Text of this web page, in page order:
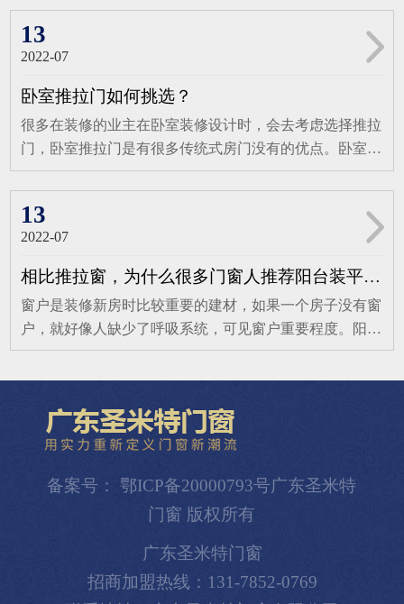
家的温馨与个性完美融合。佛山粤红智能门窗...
景线。断桥设计有效隔绝了外界的冷热空气，提升了家居
居住环境。窗纱一体的设计，既保证了通风换气，又有效
防止蚊虫侵扰，让家居生活更加便捷与安心。在光效的巧
妙渲染下，这款窗户与室内的配色相得益彰，整个空间因
活姿态和浪漫的格调。这样的设计，不仅彰显了主人的
独...
居的整体美观与居住体验。面对市场上琳琅满目的门窗品
牌，消费者往往难以抉择。今天，就让我们一同深入了解
广优诺门窗，看看它究竟怎么样，又是否是一线品牌。广
优诺门窗怎么样在门窗领域，广优诺门窗展现出诸多令人
瞩目的优势，是打造高品质家居的理想之选。广优诺拥有
一支由专业产品设计专家和造门技师组成的精英团队，他
们经验丰富、创意卓越，为产品注入活力与灵魂。同时，
方面表现出色。门窗型材采用国标A00铝锭6063 - T5型
用不变形、不老化，整框封闭四腔体设计，进一步增强稳
定性和密封性。密封胶条标配窗府胶条三道密封，具有优
异柔韧性、耐氧化、耐腐蚀能力，耐候十年不褪色，三道
13
2022-07
卧室推拉门如何挑选？
很多在装修的业主在卧室装修设计时，会去考虑选择推拉
门，卧室推拉门是有很多传统式房门没有的优点。卧室推
拉门省去了很多传统式房门因打开方式需要而占据的空
间。同时，卧室推拉门在静音效果上做的很不错。卧室选
择推拉门应该考虑什么？1、门框和门板目前，市场上滑
动门使用的边框材料有碳钢材料、铝镁铝钛合金材料等，
其中铝钛合金材料最为坚固耐用；其次要看门板厚度，推
拉门用的木板，最好选择10mm或12mm厚的板材，这样使
用起来才稳定、耐用；厚度小于8mm，会显得单薄、轻
飘；6mm以下厚的门板极易变形，难以达到正常使用的要
质量。滑动门通常会做到2.4米以上的高度，门扇较宽，
本身自重很大，如果底轮的承重力不够，会大大影响使用
寿命。目前，市场上滑轮的材质有塑料滑轮、金属滑轮和
尼龙、玻璃纤维滑轮4种3、轨道滑动门的魅力在与滑动，
因此滑动门的五金配件很重要，这主要体现在滑轮系统及
道在强度设计和与滑轮接触面的光滑程度上比较好。目前
滑动门的轨道有冷轧钢轨道和铝合金轨道两种。4、密封
性为了保证两门错开合拢，所有的滑动门产品...
13
2022-07
相比推拉窗，为什么很多门窗人推荐阳台装平开窗？
窗户是装修新房时比较重要的建材，如果一个房子没有窗
户，就好像人缺少了呼吸系统，可见窗户重要程度。阳台
窗户的选择要十分谨慎，那么我们选择窗户时，应该选择
把铰链安排在一侧与窗框相连，分为内开、外开、单扇、
双扇的。其特点是：1、安全性：在内部，平开窗的四周
它的防盗功能和安全性很好，关闭的时候四周都是固定在
窗框上。2、简便性：平开窗操作起来十分简单，窗户室
窗能够保证室内空气得到最大的流通，保证空气对流的同
时也能有效阻止雨水的进入。4、密封保温性：窗户周围
备案号： 鄂ICP备20000793号广东圣米特
门窗 版权所有
广东圣米特门窗
招商加盟热线：131-7852-0769